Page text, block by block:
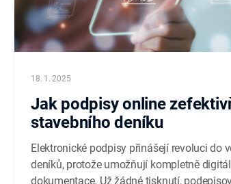
18. 1. 2025
Jak podpisy online
stavebního deníku
Elektronické podpisy přinášejí revoluci do
deníků, protože umožňují kompletně
dokumentace. Už žádné tisknutí,